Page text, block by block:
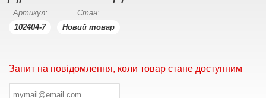
Артикул:
102404-7
Стан:
Новий товар
Запит на повідомлення, коли товар стане доступним